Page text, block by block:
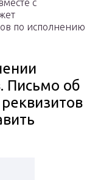
с
по исполнению
Письмо об